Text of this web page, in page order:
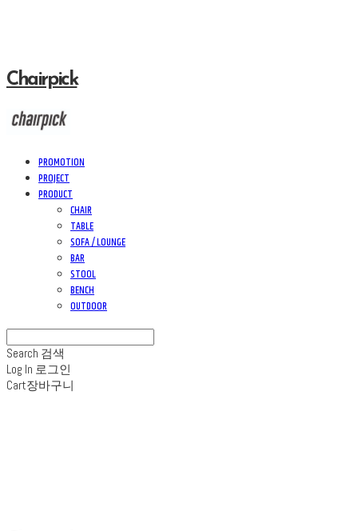
Chairpick
PROMOTION
PROJECT
PRODUCT
CHAIR
TABLE
SOFA / LOUNGE
BAR
STOOL
BENCH
OUTDOOR
Search 검색
Log In 로그인
Cart장바구니